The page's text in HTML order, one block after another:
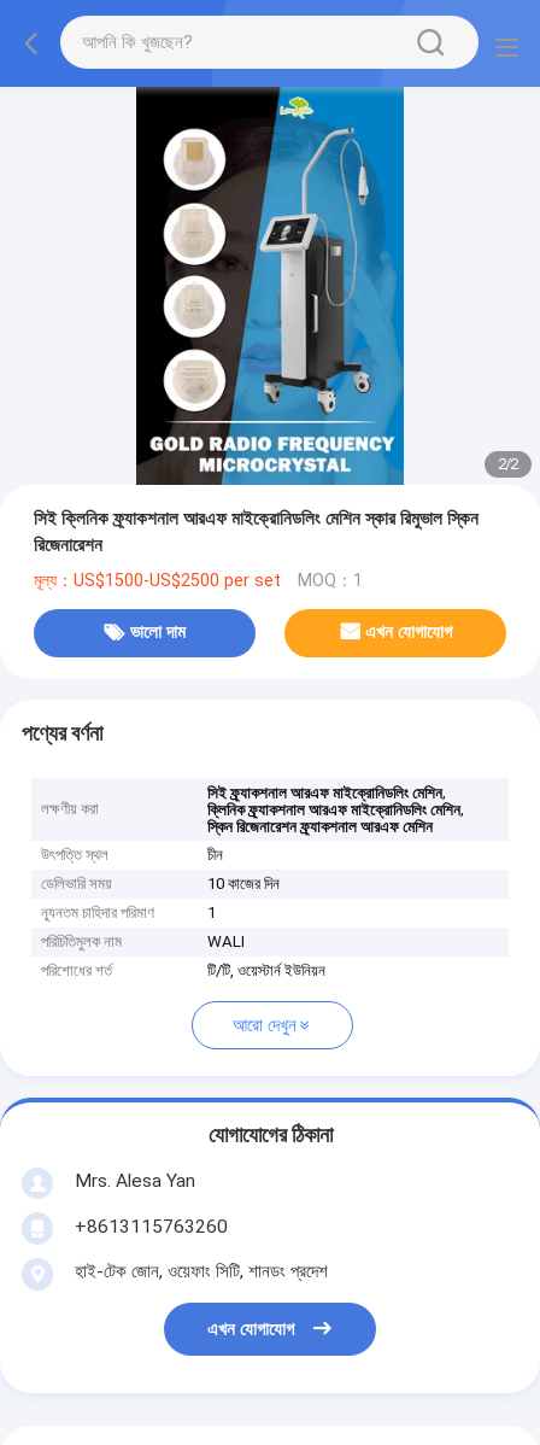
2/2
সিই ক্লিনিক ফ্র্যাকশনাল আরএফ মাইক্রোনিডলিং মেশিন স্কার রিমুভাল স্কিন
রিজেনারেশন
মূল্য：US$1500-US$2500 per set MOQ：1
ভালো দাম এখন যোগাযোগ
পণ্যের বর্ণনা
লক্ষণীয় করা
সিই ফ্র্যাকশনাল আরএফ মাইক্রোনিডলিং মেশিন,
ক্লিনিক ফ্র্যাকশনাল আরএফ মাইক্রোনিডলিং মেশিন,
স্কিন রিজেনারেশন ফ্র্যাকশনাল আরএফ মেশিন
উৎপত্তি স্থল
চীন
ডেলিভারি সময়
10 কাজের দিন
ন্যূনতম চাহিদার পরিমাণ
1
পরিচিতিমুলক নাম
WALI
পরিশোধের শর্ত
টি/টি, ওয়েস্টার্ন ইউনিয়ন
আরো দেখুন
যোগাযোগের ঠিকানা
Mrs. Alesa Yan
+8613115763260
হাই-টেক জোন, ওয়েফাং সিটি, শানডং প্রদেশ
এখন যোগাযোগ